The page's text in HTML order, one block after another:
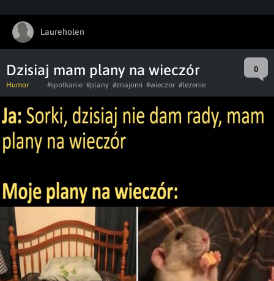
Laureholen
Dzisiaj mam plany na wieczór 0
Humor #spotkanie #plany #znajomi #wieczor #lezenie